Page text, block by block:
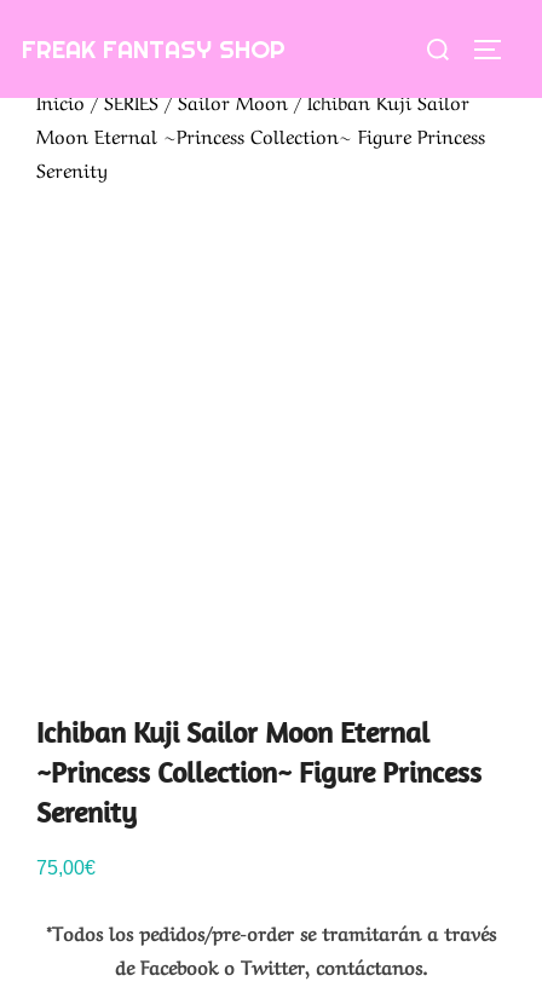
FREAK FANTASY SHOP Buscar:
Inicio/SERIES/Sailor Moon/ Ichiban Kuji Sailor
Moon Eternal ~Princess Collection~ Figure Princess
Serenity
Ichiban Kuji Sailor Moon Eternal
~Princess Collection~ Figure Princess
Serenity
75,00€
*Todos los pedidos/pre-order se tramitarán a través
de Facebook o Twitter, contáctanos.